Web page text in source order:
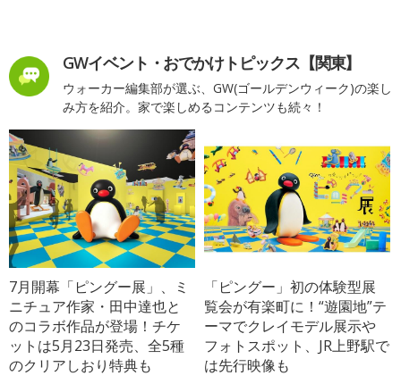
GWイベント・おでかけトピックス【関東】
ウォーカー編集部が選ぶ、GW(ゴールデンウィーク)の楽し
み方を紹介。家で楽しめるコンテンツも続々！
7月開幕「ピングー展」、ミ
ニチュア作家・田中達也と
のコラボ作品が登場！チケ
ットは5月23日発売、全5種
のクリアしおり特典も
「ピングー」初の体験型展
覧会が有楽町に！“遊園地”テ
ーマでクレイモデル展示や
フォトスポット、JR上野駅で
は先行映像も